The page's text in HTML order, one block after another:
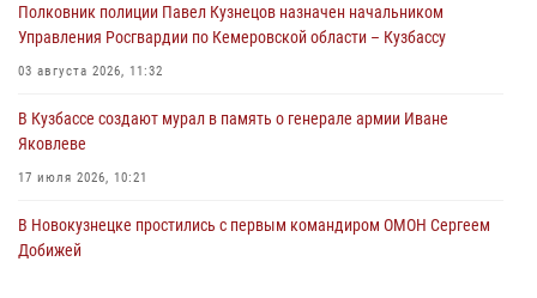
Росгвардейцы пресекли противоправные действия и защитили
новокузнечанку от агрессивного знакомого
06 августа 2026, 07:16
Полковник полиции Павел Кузнецов назначен начальником
Управления Росгвардии по Кемеровской области – Кузбассу
03 августа 2026, 11:32
В Кузбассе создают мурал в память о генерале армии Иване
Яковлеве
17 июля 2026, 10:21
В Новокузнецке простились с первым командиром ОМОН Сергеем
Добижей